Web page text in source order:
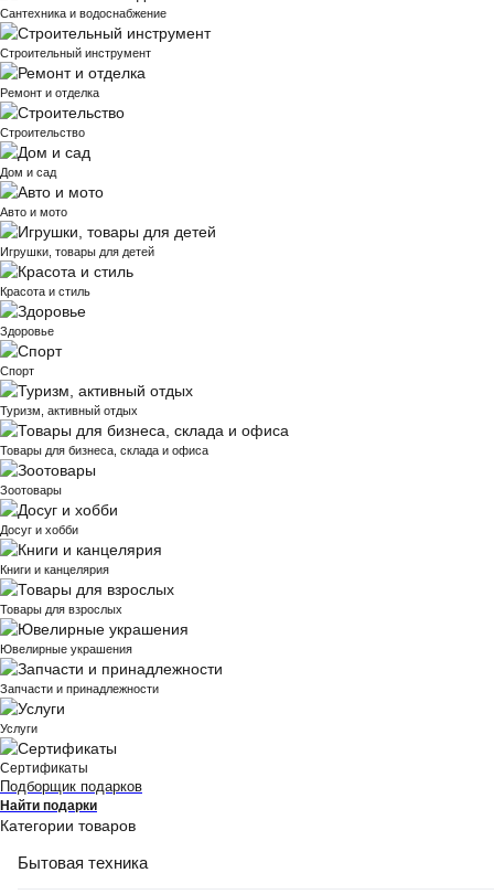
Сантехника и водоснабжение
Строительный инструмент
Ремонт и отделка
Строительство
Дом и сад
Авто и мото
Игрушки, товары для детей
Красота и стиль
Здоровье
Спорт
Туризм, активный отдых
Товары для бизнеса, склада и офиса
Зоотовары
Досуг и хобби
Книги и канцелярия
Товары для взрослых
Ювелирные украшения
Запчасти и принадлежности
Услуги
Сертификаты
Подборщик подарков
Найти подарки
Категории товаров
Бытовая техника